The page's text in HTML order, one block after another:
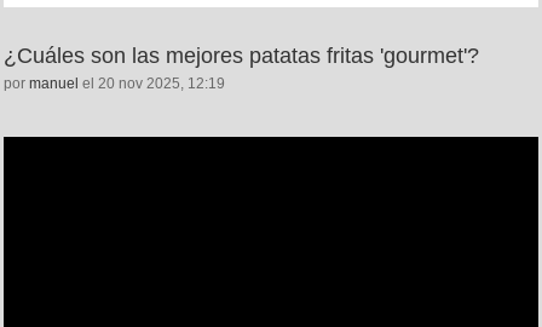
¿Cuáles son las mejores patatas fritas 'gourmet'?
por manuel el 20 nov 2025, 12:19